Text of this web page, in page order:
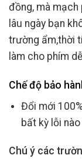
đồng, mà mạch
lâu ngày bạn
trường ẩm,thời
làm cho phím
Chế độ bảo
Đổi mới
bất kỳ lỗi
Chú ý các